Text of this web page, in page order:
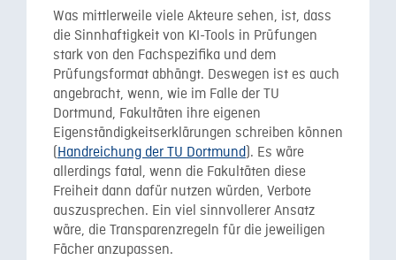
Was mittlerweile viele Akteure sehen, ist, dass
die Sinnhaftigkeit von KI-Tools in Prüfungen
stark von den Fachspezifika und dem
Prüfungsformat abhängt. Deswegen ist es auch
angebracht, wenn, wie im Falle der TU
Dortmund, Fakultäten ihre eigenen
Eigenständigkeitserklärungen schreiben können
(Handreichung der TU Dortmund). Es wäre
allerdings fatal, wenn die Fakultäten diese
Freiheit dann dafür nutzen würden, Verbote
auszusprechen. Ein viel sinnvollerer Ansatz
wäre, die Transparenzregeln für die jeweiligen
Fächer anzupassen.